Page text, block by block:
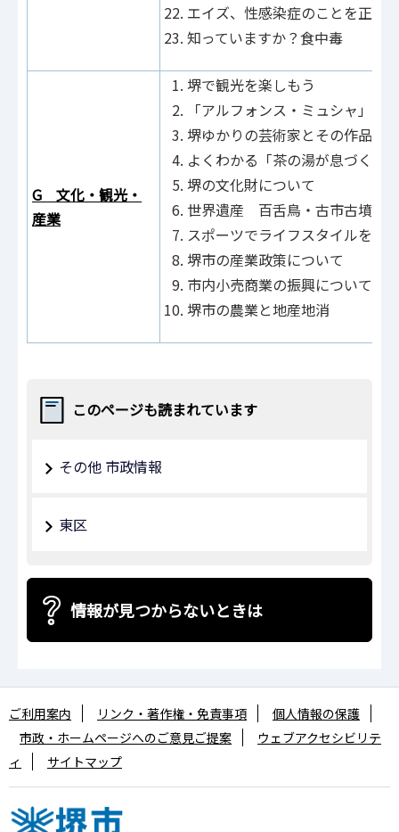
エイズ、性感染症のことを正し
知っていますか？食中毒
G 文化・観光・
産業
堺で観光を楽しもう
「アルフォンス・ミュシャ」っ
堺ゆかりの芸術家とその作品に
よくわかる「茶の湯が息づく堺
堺の文化財について
世界遺産 百舌鳥・古市古墳群
スポーツでライフスタイルを健
堺市の産業政策について
市内小売商業の振興について
堺市の農業と地産地消
このページも読まれています
その他 市政情報
東区
情報が見つからないときは
ご利用案内 リンク・著作権・免責事項
個人情報の保護
市政・ホームページへのご意見ご提案
ウェブアクセシビリテ
ィ
サイトマップ